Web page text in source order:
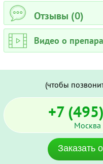
Отзывы (0)
Видео о
(чтобы
+7
Заказать